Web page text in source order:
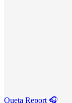
Queta Report 🎧